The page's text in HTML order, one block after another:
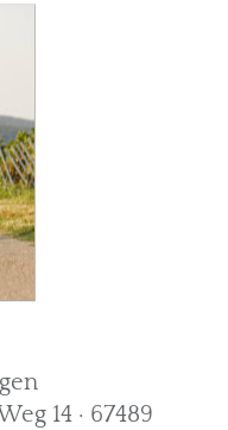
14 · 67489